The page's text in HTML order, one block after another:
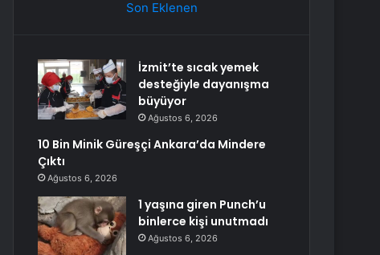
Son Eklenen
İzmit’te sıcak yemek
desteğiyle dayanışma
büyüyor
Ağustos 6, 2026
10 Bin Minik Güreşçi Ankara’da Mindere
Çıktı
Ağustos 6, 2026
1 yaşına giren Punch’u
binlerce kişi unutmadı
Ağustos 6, 2026